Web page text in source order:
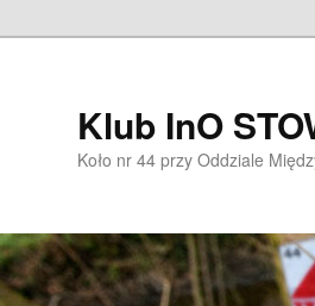
Klub InO
Koło nr 44 przy Oddziale